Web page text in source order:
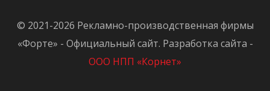
© 2021-2026 Рекламно-производственная фирмы
«Форте» - Официальный сайт. Разработка сайта -
ООО НПП «Корнет»